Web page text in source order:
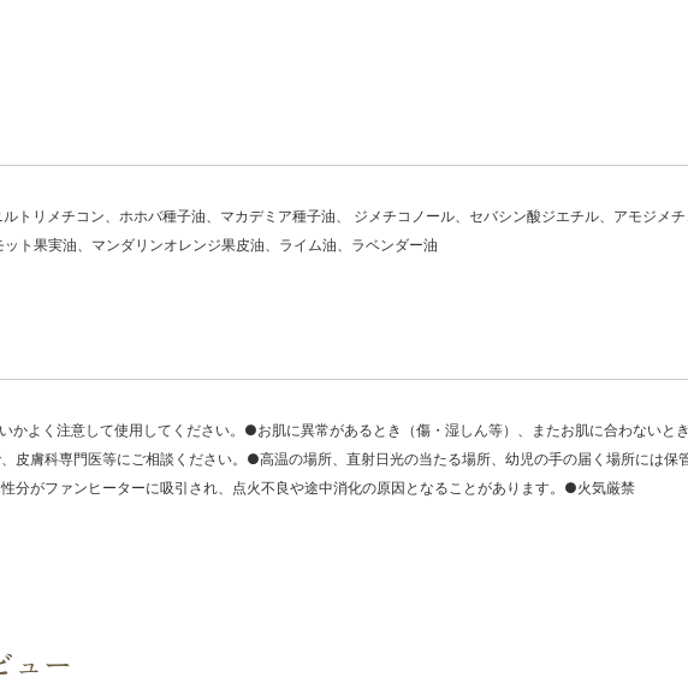
トリメチコン、ホホバ種子油、マカデミア種子油、 ジメチコノール、セバシン酸ジエチル、アモジメ
ト果実油、マンダリンオレンジ果皮油、ライム油、ラベンダー油
よく注意して使用してください。●お肌に異常があるとき（傷・湿しん等）、またお肌に合わないと
皮膚科専門医等にご相談ください。●高温の場所、直射日光の当たる場所、幼児の手の届く場所には
分がファンヒーターに吸引され、点火不良や途中消化の原因となることがあります。●火気厳禁
ュー